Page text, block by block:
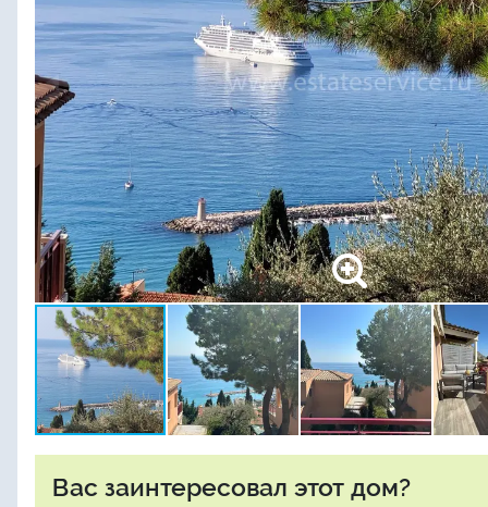
Вас заинтересовал этот дом?